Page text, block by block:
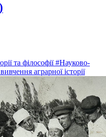
та філософії#Науково-
аграрної історії